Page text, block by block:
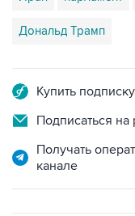
Дональд Трамп
Купить
Подписаться на
Получать
канале